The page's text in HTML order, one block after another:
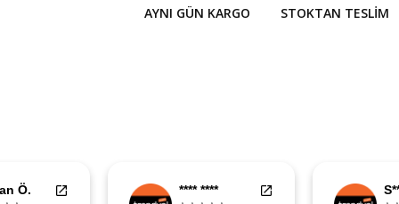
AYNI GÜN KARGO STOKTAN TESLIM